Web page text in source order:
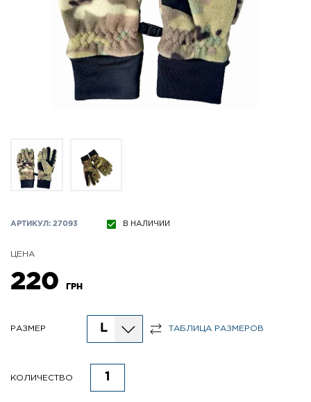
АРТИКУЛ: 27093 В НАЛИЧИИ
ЦЕНА
220 ГРН
РАЗМЕР L ТАБЛИЦА РАЗМЕРОВ
КОЛИЧЕСТВО